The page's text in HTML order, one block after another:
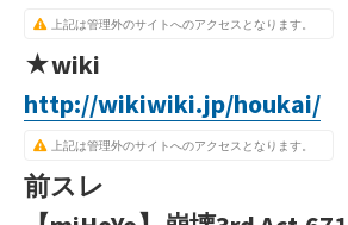
上記は管理外のサイトへのアクセスとなります。
★wiki
http://wikiwiki.jp/houkai/
上記は管理外のサイトへのアクセスとなります。
前スレ